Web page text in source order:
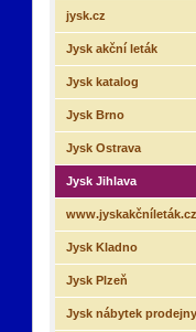
jysk.cz
Jysk akční leták
Jysk katalog
Jysk Brno
Jysk Ostrava
Jysk Jihlava
www.jyskakčníleták.cz
Jysk Kladno
Jysk Plzeň
Jysk nábytek prodejny